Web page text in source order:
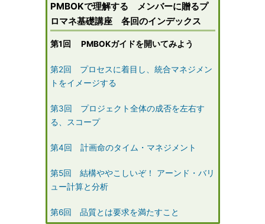
PMBOKで理解する メンバーに贈るプ
ロマネ基礎講座 各回のインデックス
第1回 PMBOKガイドを開いてみよう
第2回 プロセスに着目し、統合マネジメン
トをイメージする
第3回 プロジェクト全体の成否を左右す
る、スコープ
第4回 計画命のタイム・マネジメント
第5回 結構ややこしいぞ！ アーンド・バリ
ュー計算と分析
第6回 品質とは要求を満たすこと